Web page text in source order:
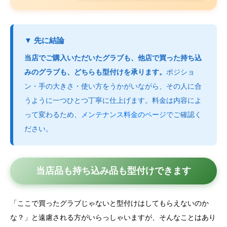
▼ 先に結論
当店でご購入いただいたグラブも、他店で買った持ち込
みのグラブも、どちらも型付けを承ります。 ポジショ
ン・手の大きさ・使い方をうかがいながら、その人に合
うように一つひとつ丁寧に仕上げます。料金は内容によ
って変わるため、
メンテナンス料金のページでご確認く
ださい。
当店品も持ち込み品も型付けできます
「ここで買ったグラブじゃないと型付けはしてもらえないのか
な？」と遠慮される方がいらっしゃいますが、そんなことはあり